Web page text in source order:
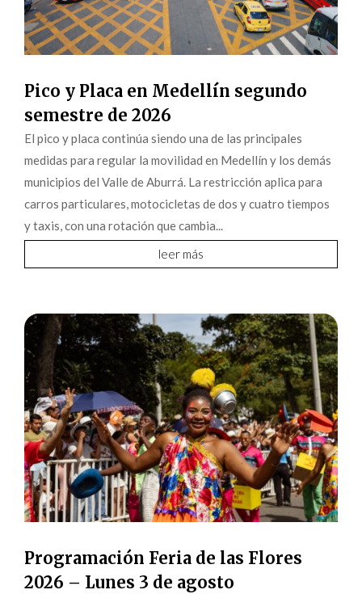
Pico y Placa en Medellín segundo
semestre de 2026
El pico y placa continúa siendo una de las principales
medidas para regular la movilidad en Medellín y los demás
municipios del Valle de Aburrá. La restricción aplica para
carros particulares, motocicletas de dos y cuatro tiempos
y taxis, con una rotación que cambia...
leer más
Programación Feria de las Flores
2026 – Lunes 3 de agosto